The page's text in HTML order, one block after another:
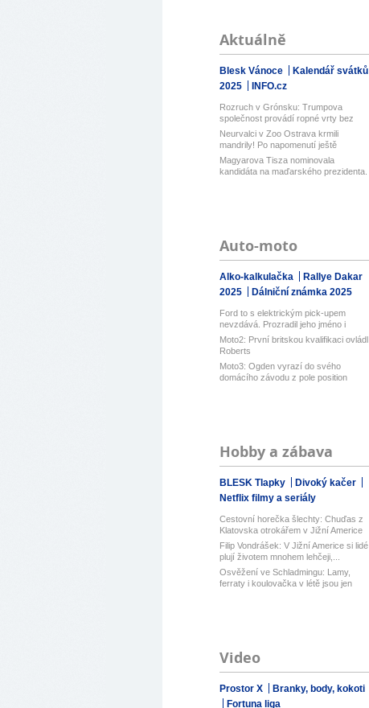
Aktuálně
Blesk Vánoce
Kalendář svátků
2025
INFO.cz
Rozruch v Grónsku: Trumpova
společnost provádí ropné vrty bez
povolení...
Neurvalci v Zoo Ostrava krmili
mandrily! Po napomenutí ještě
nadávali
Magyarova Tisza nominovala
kandidáta na maďarského prezidenta.
Auto-moto
Alko-kalkulačka
Rallye Dakar
2025
Dálniční známka 2025
Ford to s elektrickým pick-upem
nevzdává. Prozradil jeho jméno i
atrak...
Moto2: První britskou kvalifikaci ovládl
Roberts
Moto3: Ogden vyrazí do svého
domácího závodu z pole position
Hobby a zábava
BLESK Tlapky
Divoký kačer
Netflix filmy a seriály
Cestovní horečka šlechty: Chuďas z
Klatovska otrokářem v Jižní Americe
Filip Vondrášek: V Jižní Americe si lidé
plují životem mnohem lehčeji,...
Osvěžení ve Schladmingu: Lamy,
ferraty i koulovačka v létě jsou jen
Video
Prostor X
Branky, body, kokoti
Fortuna liga